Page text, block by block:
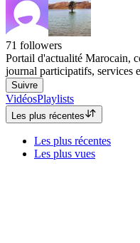
71 followers
Portail d'actualité Marocain,
journal participatifs, services
Suivre
VidéosPlaylists
Les plus récentes
Les plus récentes
Les plus vues